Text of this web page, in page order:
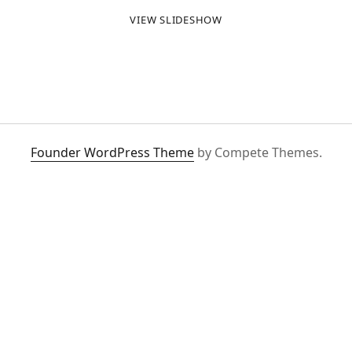
VIEW SLIDESHOW
Founder WordPress Themeby Compete Themes.